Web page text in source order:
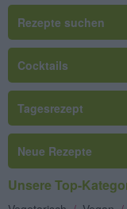
Rezepte suchen
Cocktails
Tagesrezept
Neue Rezepte
Unsere Top-